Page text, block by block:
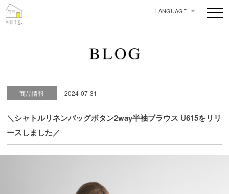
LANGUAGE
商品情報 2024-07-31
＼シャトルリネンバッグボタン2way半袖ブラウス U615をリリ
ースしました／